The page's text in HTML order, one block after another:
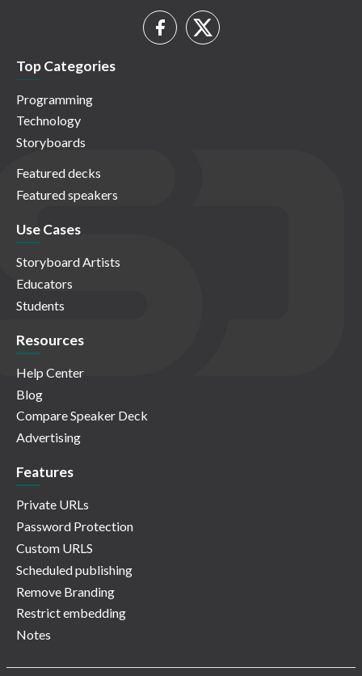
Top Categories
Programming
Technology
Storyboards
Featured decks
Featured speakers
Use Cases
Storyboard Artists
Educators
Students
Resources
Help Center
Blog
Compare Speaker Deck
Advertising
Features
Private URLs
Password Protection
Custom URLS
Scheduled publishing
Remove Branding
Restrict embedding
Notes